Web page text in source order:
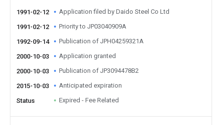
1991-02-12 Application filed by Daido Steel Co Ltd
1991-02-12 Priority to JP03040909A
1992-09-14 Publication of JPH04259321A
2000-10-03 Application granted
2000-10-03 Publication of JP3094478B2
2015-10-03 Anticipated expiration
Status Expired - Fee Related